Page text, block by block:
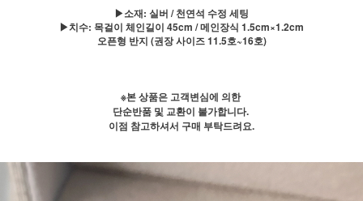
▶소재: 실버 / 천연석 수정 세팅
▶치수: 목걸이 체인길이 45cm / 메인장식 1.5cm×1.2cm
오픈형 반지 (권장 사이즈 11.5호~16호)
※본 상품은 고객변심에 의한
단순반품 및 교환이 불가합니다.
이점 참고하셔서 구매 부탁드려요.